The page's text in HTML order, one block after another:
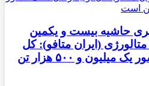
حاشیه بیست و یکمین
(ایران متافو): کل
تولید زغال سنگ کشور یک میلیون و ۵۰۰ هزار تن